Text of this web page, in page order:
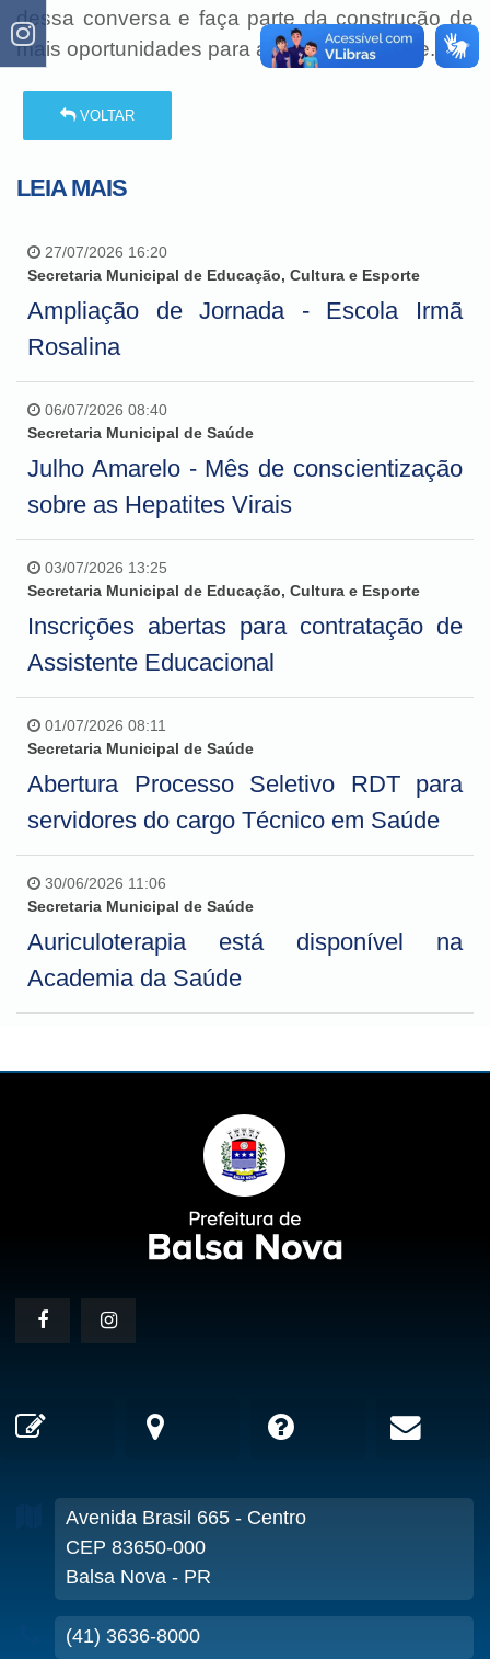
dessa conversa e faça parte da construção de
mais oportunidades para a nossa juventude.
VOLTAR
LEIA MAIS
27/07/2026 16:20
Secretaria Municipal de Educação, Cultura e Esporte
Ampliação de Jornada - Escola Irmã
Rosalina
06/07/2026 08:40
Secretaria Municipal de Saúde
Julho Amarelo - Mês de conscientização
sobre as Hepatites Virais
03/07/2026 13:25
Secretaria Municipal de Educação, Cultura e Esporte
Inscrições abertas para contratação de
Assistente Educacional
01/07/2026 08:11
Secretaria Municipal de Saúde
Abertura Processo Seletivo RDT para
servidores do cargo Técnico em Saúde
30/06/2026 11:06
Secretaria Municipal de Saúde
Auriculoterapia está disponível na
Academia da Saúde
Avenida Brasil 665 - Centro
CEP 83650-000
Balsa Nova - PR
(41) 3636-8000